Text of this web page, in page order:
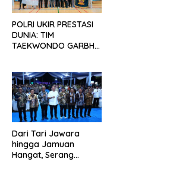
POLRI UKIR PRESTASI
DUNIA: TIM
TAEKWONDO GARBHA
Dari Tari Jawara
hingga Jamuan
Hangat, Serang